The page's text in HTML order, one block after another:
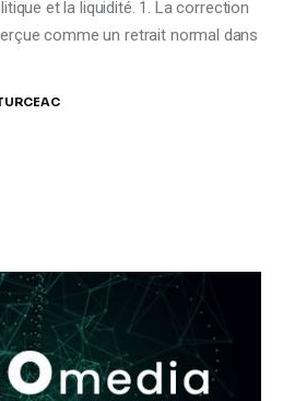
et la liquidité. 1. La correction
comme un retrait normal dans